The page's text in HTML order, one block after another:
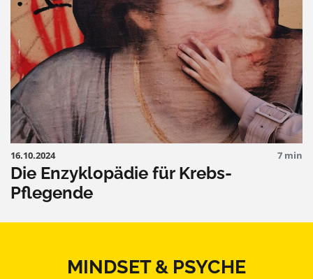
16.10.2024 7 min
Die Enzyklopädie für Krebs-
Pflegende
MINDSET & PSYCHE